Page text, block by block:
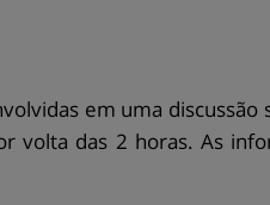
em uma discussão
volta das 2 horas. As